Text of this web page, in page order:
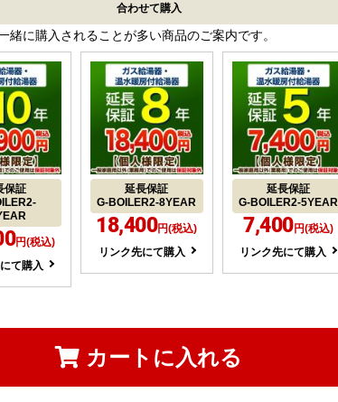
合わせて購入
緒に購入されることが多い商品のご案内です。
保証
円(税込)
て購入
延長保証
G-BOILER2-8YEAR
18,400円(税込)
リンク先にて購入
延長保証
G-BOILER2-5YEAR
7,400円(税込)
リンク先にて購入
カートに入れる